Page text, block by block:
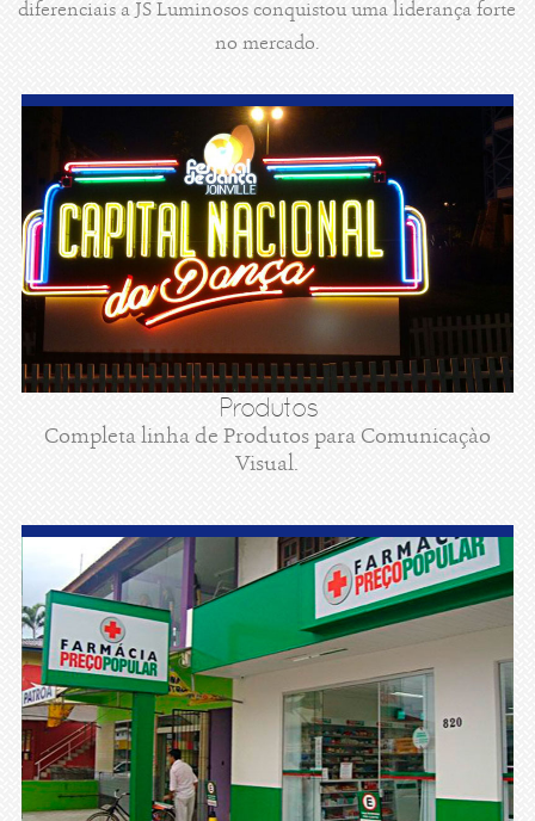
diferenciais a JS Luminosos conquistou uma liderança forte
no mercado.
Produtos
Completa linha de Produtos para Comunicaçào
Visual.